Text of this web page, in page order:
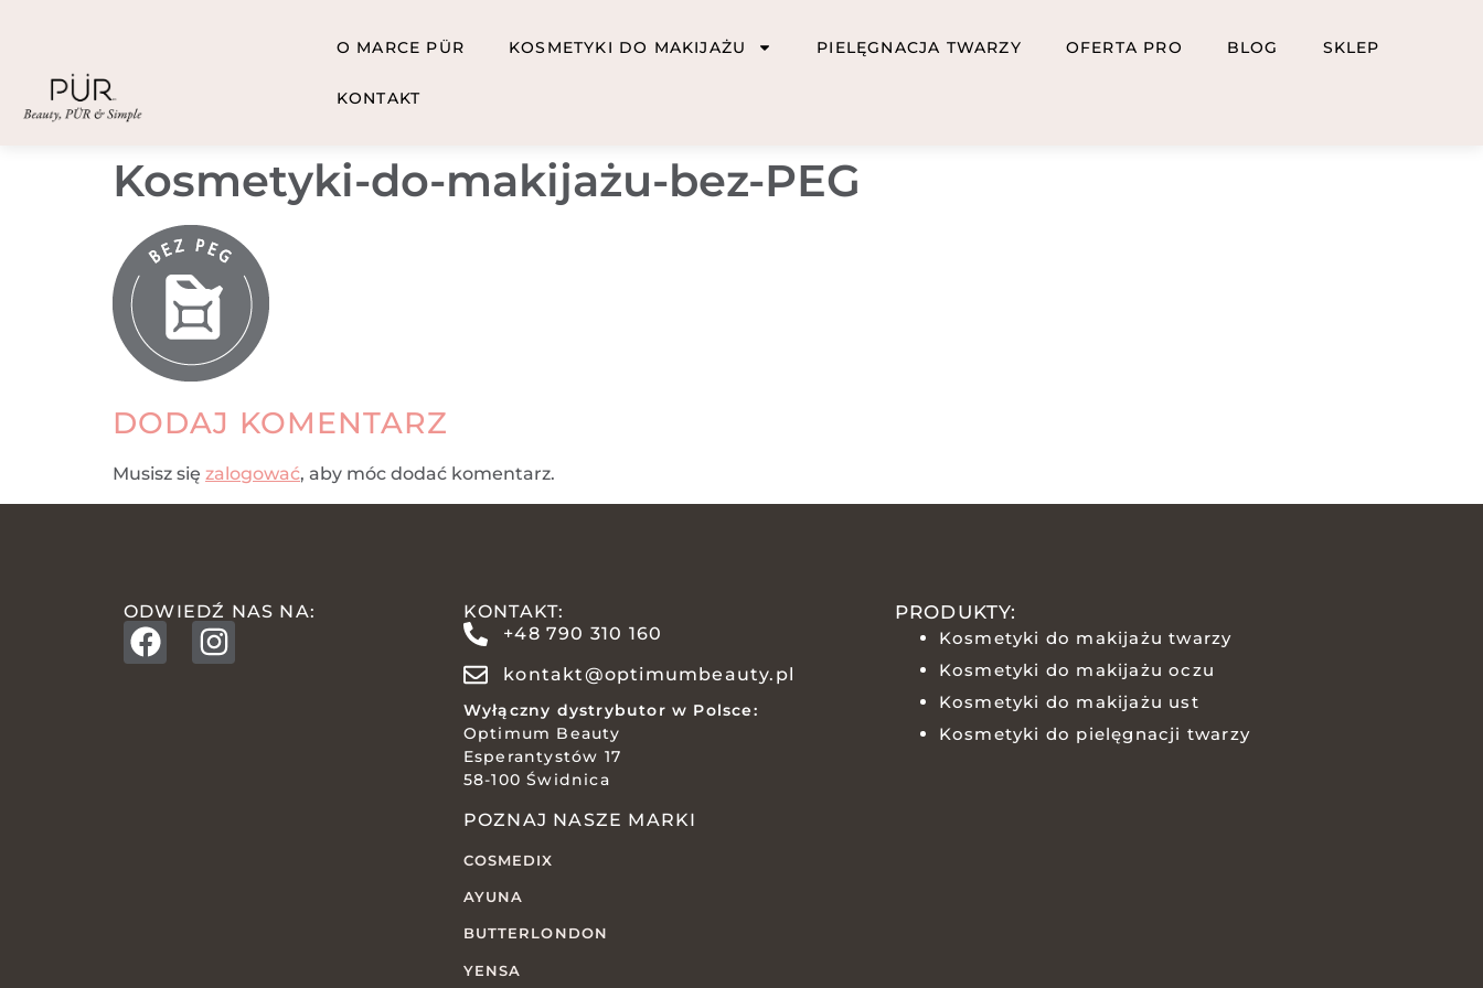
O MARCE PÜR KOSMETYKI DO MAKIJAŻU PIELĘGNACJA TWARZY OFERTA PRO BLOG SKLEP
KONTAKT
Kosmetyki-do-makijażu-bez-PEG
DODAJ KOMENTARZ
Musisz się zalogować, aby móc dodać komentarz.
ODWIEDŹ NAS NA:
KONTAKT:
+48 790 310 160
kontakt@optimumbeauty.pl
Wyłączny dystrybutor w Polsce:
Optimum Beauty
Esperantystów 17
58-100 Świdnica
POZNAJ NASZE MARKI
COSMEDIX
AYUNA
BUTTERLONDON
YENSA
PRODUKTY:
Kosmetyki do makijażu twarzy
Kosmetyki do makijażu oczu
Kosmetyki do makijażu ust
Kosmetyki do pielęgnacji twarzy